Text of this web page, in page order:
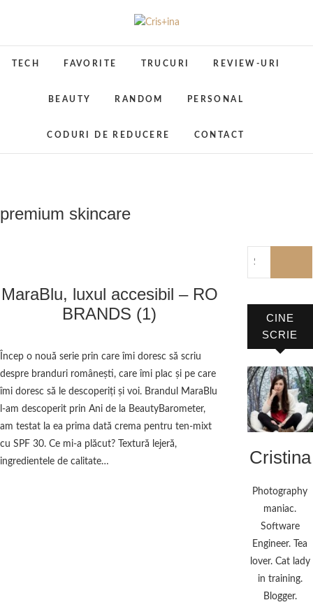
Cris+ina
TECH FAVORITE TRUCURI REVIEW-URI
BEAUTY RANDOM PERSONAL
CODURI DE REDUCERE CONTACT
premium skincare
MaraBlu, luxul accesibil – RO
BRANDS (1)
despre branduri românești, care îmi plac și pe care
îmi doresc să le descoperiți și voi. Brandul MaraBlu
l-am descoperit prin Ani de la BeautyBarometer,
am testat la ea prima dată crema pentru ten-mixt
cu SPF 30. Ce mi-a plăcut? Textură lejeră,
ingredientele de calitate…
CINE
SCRIE
Cristina
Photography
maniac.
Software
Engineer. Tea
lover. Cat lady
in training.
Blogger.